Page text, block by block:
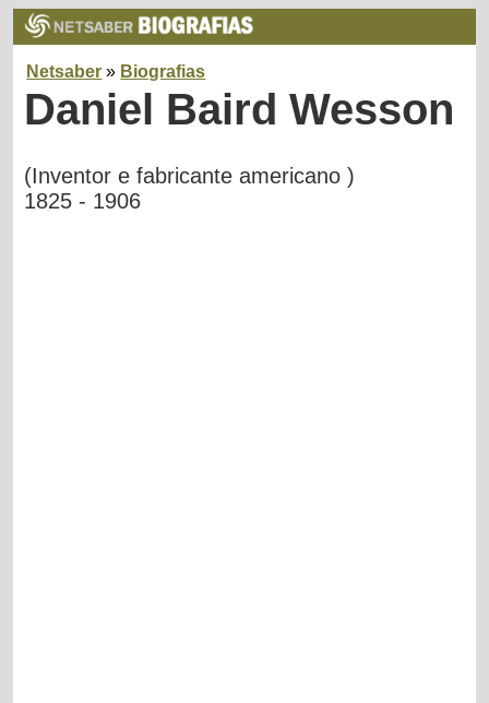
Netsaber » Biografias
Daniel Baird Wesson
(Inventor e fabricante americano )
1825 - 1906